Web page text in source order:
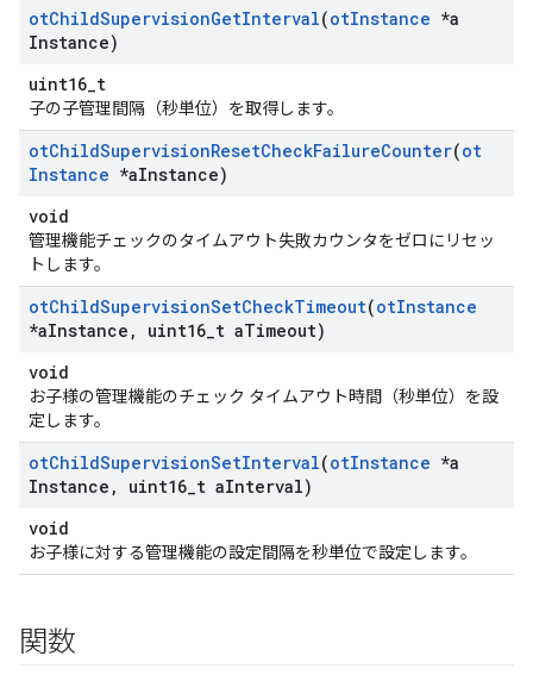
otChildSupervisionGetInterval(otInstance *a
Instance)
uint16_t
子の子管理間隔（秒単位）を取得します。
otChildSupervisionResetCheckFailureCounter(ot
Instance *aInstance)
void
管理機能チェックのタイムアウト失敗カウンタをゼロにリセッ
トします。
otChildSupervisionSetCheckTimeout(otInstance
*aInstance , uint16 t aTimeout)
void
お子様の管理機能のチェック タイムアウト時間（秒単位）を設
定します。
otChildSupervisionSetInterval(otInstance *a
Instance , uint16 t aInterval)
void
お子様に対する管理機能の設定間隔を秒単位で設定します。
関数